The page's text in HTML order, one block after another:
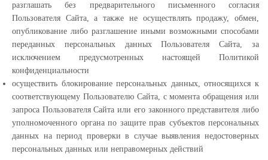
разглашать без предварительного письменного согласия
Пользователя Сайта, а также не осуществлять продажу, обмен,
опубликование либо разглашение иными возможными способами
переданных персональных данных Пользователя Сайта, за
исключением предусмотренных настоящей Политикой
конфиденциальности
осуществить блокирование персональных данных, относящихся к
соответствующему Пользователю Сайта, с момента обращения или
запроса Пользователя Сайта или его законного представителя либо
уполномоченного органа по защите прав субъектов персональных
данных на период проверки в случае выявления недостоверных
персональных данных или неправомерных действий